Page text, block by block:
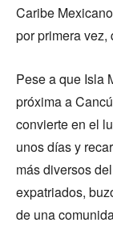
Caribe
por primera
Pese a que Isla
próxima a
convierte en el
unos días y
más diversos
expatriados,
de una